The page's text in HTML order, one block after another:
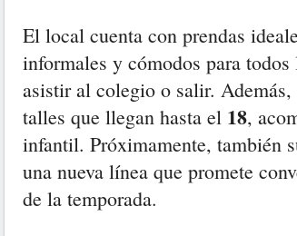
El local cuenta con prendas
informales y cómodos para
asistir al colegio o salir. Además,
talles que llegan hasta el 18,
infantil. Próximamente, también
una nueva línea que promete
de la temporada.